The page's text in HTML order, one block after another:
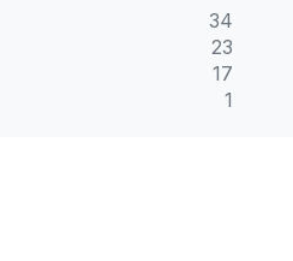
34
23
17
1